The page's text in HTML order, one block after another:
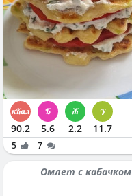
90.2 5.6 2.2 11.7
5 7
Омлет с кабачком